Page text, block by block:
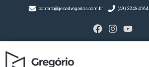
contato@geoadvogados.com.br (49) 3246-4164